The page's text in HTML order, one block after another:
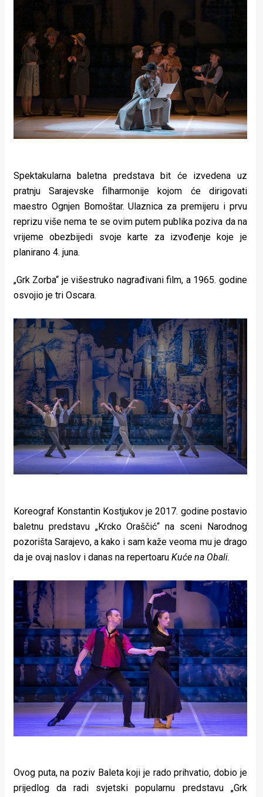
Aktivizam
Aktuelnosti
Promo
About
Magazin
Spektakularna baletna predstava bit će izvedena uz
pratnju Sarajevske filharmonije kojom će dirigovati
maestro Ognjen Bomoštar. Ulaznica za premijeru i prvu
reprizu više nema te se ovim putem publika poziva da na
vrijeme obezbijedi svoje karte za izvođenje koje je
planirano 4. juna.
„Grk Zorba“ je višestruko nagrađivani film, a 1965. godine
osvojio je tri Oscara.
Koreograf Konstantin Kostjukov je 2017. godine postavio
baletnu predstavu „Krcko Oraščić“ na sceni Narodnog
pozorišta Sarajevo, a kako i sam kaže veoma mu je drago
da je ovaj naslov i danas na repertoaru Kuće na Obali.
Ovog puta, na poziv Baleta koji je rado prihvatio, dobio je
prijedlog da radi svjetski popularnu predstavu „Grk